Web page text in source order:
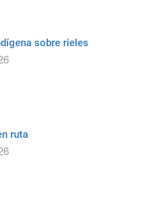
sobre rieles
ruta